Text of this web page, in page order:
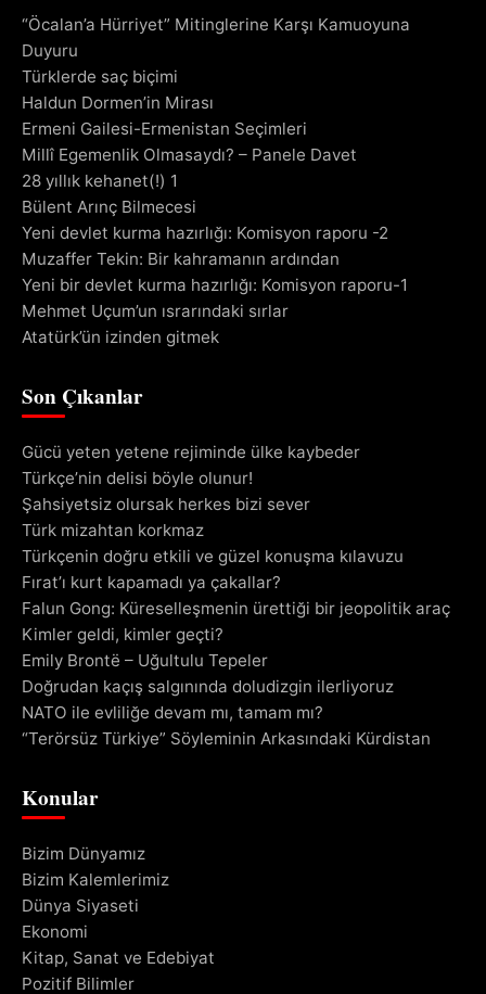
“Öcalan’a Hürriyet” Mitinglerine Karşı Kamuoyuna
Duyuru
Türklerde saç biçimi
Haldun Dormen’in Mirası
Ermeni Gailesi-Ermenistan Seçimleri
Millî Egemenlik Olmasaydı? – Panele Davet
28 yıllık kehanet(!) 1
Bülent Arınç Bilmecesi
Yeni devlet kurma hazırlığı: Komisyon raporu -2
Muzaffer Tekin: Bir kahramanın ardından
Yeni bir devlet kurma hazırlığı: Komisyon raporu-1
Mehmet Uçum’un ısrarındaki sırlar
Atatürk’ün izinden gitmek
Son Çıkanlar
Gücü yeten yetene rejiminde ülke kaybeder
Türkçe’nin delisi böyle olunur!
Şahsiyetsiz olursak herkes bizi sever
Türk mizahtan korkmaz
Türkçenin doğru etkili ve güzel konuşma kılavuzu
Fırat’ı kurt kapamadı ya çakallar?
Falun Gong: Küreselleşmenin ürettiği bir jeopolitik araç
Kimler geldi, kimler geçti?
Emily Brontë – Uğultulu Tepeler
Doğrudan kaçış salgınında doludizgin ilerliyoruz
NATO ile evliliğe devam mı, tamam mı?
“Terörsüz Türkiye” Söyleminin Arkasındaki Kürdistan
Konular
Bizim Dünyamız
Bizim Kalemlerimiz
Dünya Siyaseti
Ekonomi
Kitap, Sanat ve Edebiyat
Pozitif Bilimler